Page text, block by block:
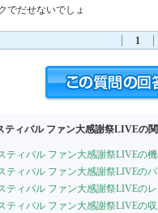
1
ティバル ファン大感謝祭LIVEの
ティバル ファン大感謝祭LIVEの
ティバル ファン大感謝祭LIVEの
ティバル ファン大感謝祭LIVEの
ティバル ファン大感謝祭LIVEの